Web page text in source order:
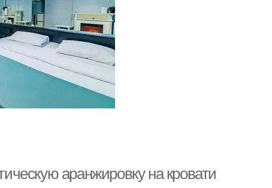
аранжировку на кровати